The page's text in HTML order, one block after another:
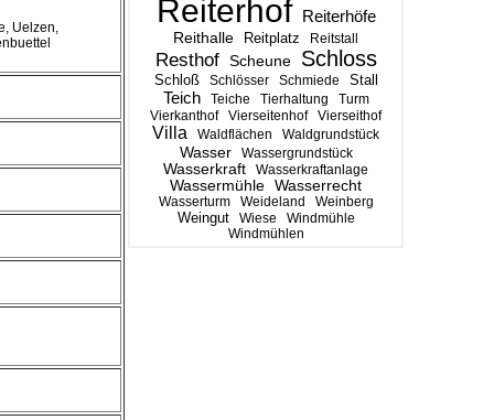
Reiterhof Reiterhöfe
Reithalle Reitplatz Reitstall
Resthof Scheune Schloss
Schloß Schlösser Schmiede Stall
Teich Teiche Tierhaltung
Turm
Vierkanthof
Vierseitenhof Vierseithof
Villa Waldflächen Waldgrundstück
Wasser Wassergrundstück
Wasserkraft Wasserkraftanlage
Wassermühle Wasserrecht
Wasserturm Weideland Weinberg
Weingut Wiese
Windmühle
Windmühlen
Uelzen,